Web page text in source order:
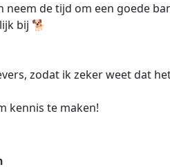
de tijd om een goede
bij 🐕
zodat ik zeker weet dat
kennis te maken!